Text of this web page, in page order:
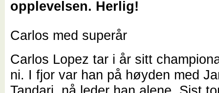
opplevelsen. Herlig!
Carlos med superår
Carlos Lopez tar i år sitt
ni. I fjor var han på høyden med